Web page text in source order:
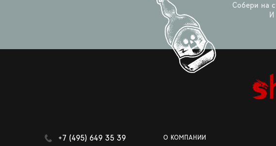
Собери на
И
+7 (495) 649 35 39
О КОМПАНИИ